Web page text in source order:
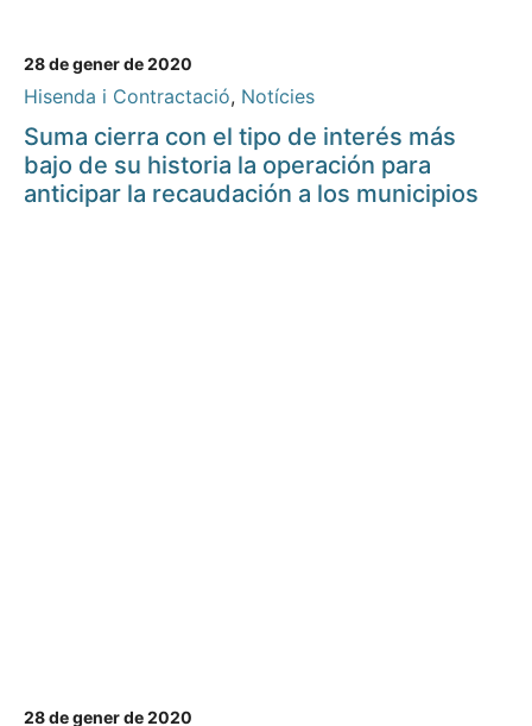
28 de gener de 2020
Hisenda i Contractació, Notícies
Suma cierra con el tipo de interés más
bajo de su historia la operación para
anticipar la recaudación a los municipios
28 de gener de 2020